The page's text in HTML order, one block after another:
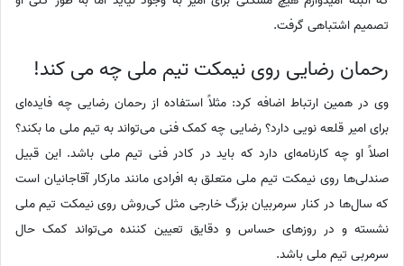
تصمیم اشتباهی گرفت.
رحمان رضایی روی نیمکت تیم ملی چه می کند!
وی در همین ارتباط اضافه کرد: مثلاً استفاده از رحمان رضایی چه فایده‌ای
برای امیر قلعه نویی دارد؟ رضایی چه کمک فنی می‌تواند به تیم ملی ما بکند؟
اصلاً او چه کارنامه‌ای دارد که باید در کادر فنی تیم ملی باشد. این قبیل
صندلی‌ها روی نیمکت تیم ملی متعلق به افرادی مانند مارکار آقاجانیان است
که سال‌ها در کنار سرمربیان بزرگ خارجی مثل کی‌روش روی نیمکت تیم ملی
نشسته و در روزهای حساس و دقایق تعیین کننده می‌تواند کمک حال
سرمربی تیم ملی باشد.